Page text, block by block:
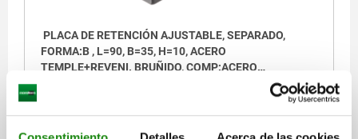
PLACA DE RETENCIÓN AJUSTABLE, SEPARADO,
FORMA:B , L=90, B=35, H=10, ACERO
TEMPLE+REVENI. BRUÑIDO, COMP:ACERO
TEMPLE+REVENI. TRATADO EN CALIENTE Y BRU
H2=10
LONGITUD=90 L1=26,5 L2=13,5